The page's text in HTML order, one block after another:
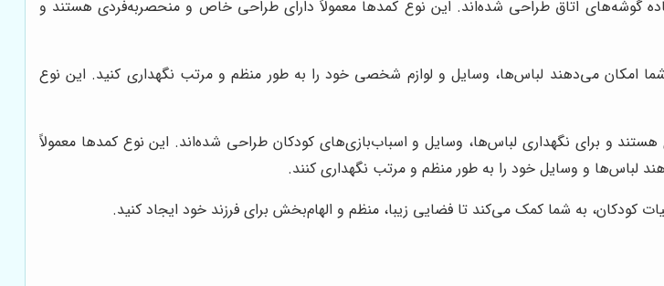
گوشه‌های اتاق طراحی شده‌اند. این نوع کمدها معمولاً دارای طراحی خاص و منحصربه‌فردی هستند و
امکان می‌دهند لباس‌ها، وسایل و لوازم شخصی خود را به طور منظم و مرتب نگهداری کنید. این نوع
و برای نگهداری لباس‌ها، وسایل و اسباب‌بازی‌های کودکان طراحی شده‌اند. این نوع کمدها معمولاً
لباس‌ها و وسایل خود را به طور منظم و مرتب نگهداری کنند.
کودکان، به شما کمک می‌کند تا فضایی زیبا، منظم و الهام‌بخش برای فرزند خود ایجاد کنید.